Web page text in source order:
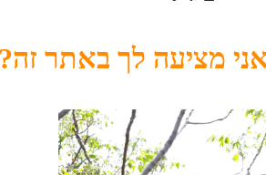
מציעה לך באתר